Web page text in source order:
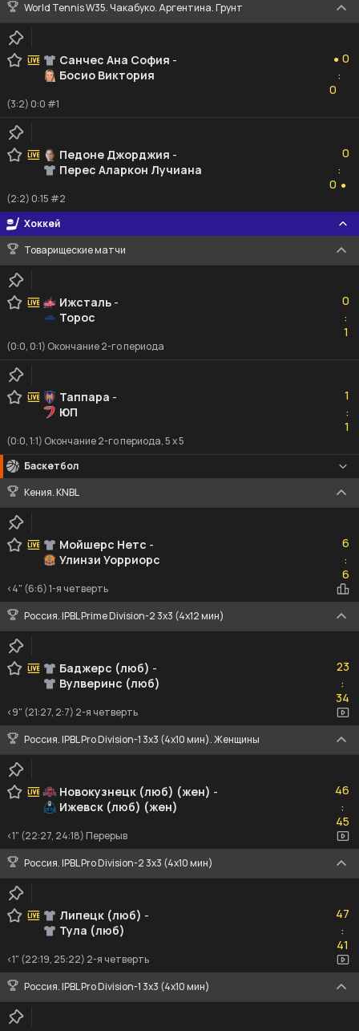
World Tennis W35. Чакабуко. Аргентина. Грунт
Санчес Ана София -
Босио Виктория
● 0
:
0
(3:2) 0:0 #1
Педоне Джорджия -
Перес Аларкон Лучиана
0
:
0 ●
(2:2) 0:15 #2
Хоккей
Товарищеские матчи
Ижсталь -
Торос
0
:1
1
(0:0, 0:1) Окончание 2-го периода
Таппара -
ЮП
1
:1
1
(0:0, 1:1) Окончание 2-го периода, 5 x 5
Баскетбол
Кения. KNBL
Мойшерс Нетс -
Улинзи Уорриорс
6
:6
6
<4" (6:6) 1-я четверть
Россия. IPBL Prime Division-2 3x3 (4x12 мин)
Баджерс (люб) -
Вулверинс (люб)
23
:34
34
<9" (21:27, 2:7) 2-я четверть
Россия. IPBL Pro Division-1 3x3 (4x10 мин). Женщины
Новокузнецк (люб) (жен) -
Ижевск (люб) (жен)
46
:45
45
<1" (22:27, 24:18) Перерыв
Россия. IPBL Pro Division-2 3x3 (4x10 мин)
Липецк (люб) -
Тула (люб)
47
:41
41
<1" (22:19, 25:22) 2-я четверть
Россия. IPBL Pro Division-1 3x3 (4x10 мин)